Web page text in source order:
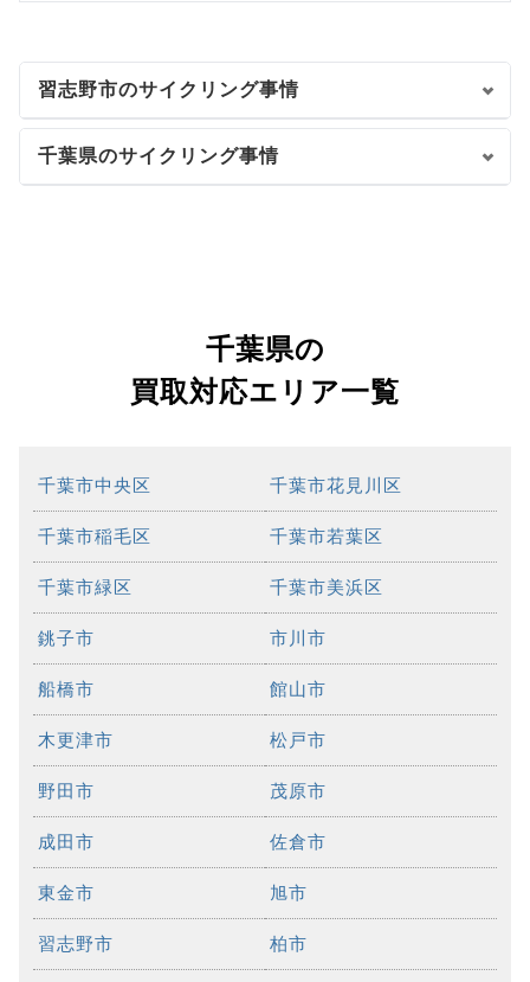
習志野市のサイクリング事情
千葉県のサイクリング事情
千葉県の
買取対応エリア一覧
千葉市中央区 千葉市花見川区
千葉市稲毛区 千葉市若葉区
千葉市緑区 千葉市美浜区
銚子市 市川市
船橋市 館山市
木更津市 松戸市
野田市 茂原市
成田市 佐倉市
東金市 旭市
習志野市 柏市